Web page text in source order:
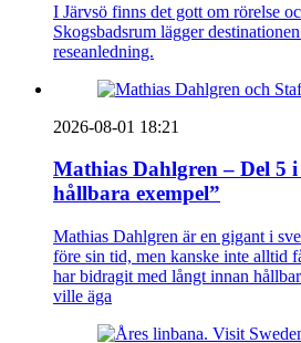
I Järvsö finns det gott om rörelse
Skogsbadsrum lägger
reseanledning.
2026-08-01 18:21
Mathias Dahlgren – Del 5 i
hållbara exempel”
Mathias Dahlgren är en gigant i
före sin tid, men kanske inte alltid
har bidragit med långt innan
ville äga